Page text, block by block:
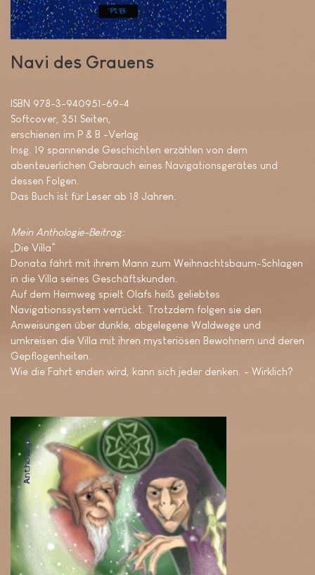
Navi des Grauens
ISBN 978-3-940951-69-4
Softcover, 351 Seiten,
erschienen im P & B -Verlag
Insg. 19 spannende Geschichten erzählen von dem
abenteuerlichen Gebrauch eines Navigationsgerätes und
dessen Folgen.
Das Buch ist für Leser ab 18 Jahren.
Mein Anthologie-Beitrag:
„Die Villa“
Donata fährt mit ihrem Mann zum Weihnachtsbaum-Schlagen
in die Villa seines Geschäftskunden.
Auf dem Heimweg spielt Olafs heiß geliebtes
Navigationssystem verrückt. Trotzdem folgen sie den
Anweisungen über dunkle, abgelegene Waldwege und
umkreisen die Villa mit ihren mysteriösen Bewohnern und deren
Gepflogenheiten.
Wie die Fahrt enden wird, kann sich jeder denken. - Wirklich?